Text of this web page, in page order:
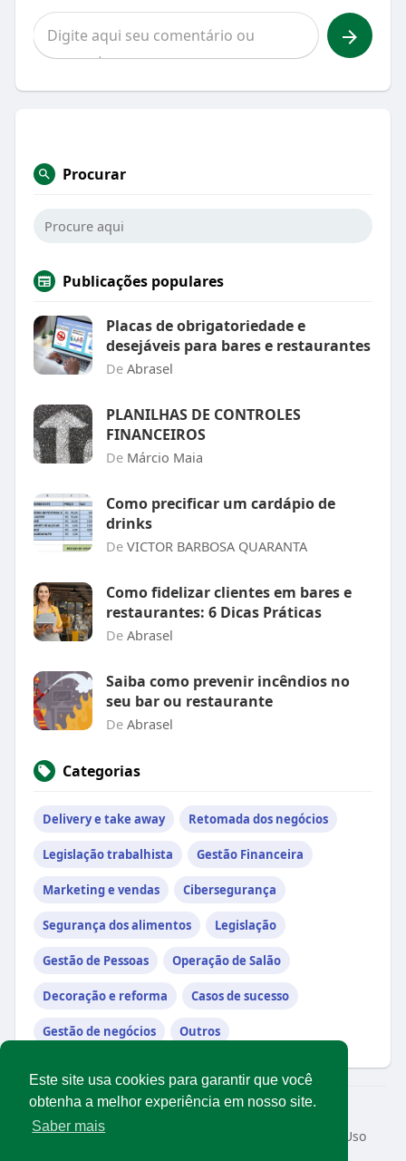
Este site usa cookies para garantir que você
obtenha a melhor experiência em nosso site.
Saber mais
Procurar
Publicações populares
Placas de obrigatoriedade e
desejáveis para bares e restaurantes
De Abrasel
PLANILHAS DE CONTROLES
FINANCEIROS
De Márcio Maia
Como precificar um cardápio de
drinks
De VICTOR BARBOSA QUARANTA
Como fidelizar clientes em bares e
restaurantes: 6 Dicas Práticas
De Abrasel
Saiba como prevenir incêndios no
seu bar ou restaurante
De Abrasel
Categorias
Delivery e take away Retomada dos negócios
Legislação trabalhista Gestão Financeira
Marketing e vendas Cibersegurança
Segurança dos alimentos Legislação
Gestão de Pessoas Operação de Salão
Decoração e reforma Casos de sucesso
Gestão de negócios Outros
© 2026 Rede Abrasel
Início
Sobre
Termos de Uso